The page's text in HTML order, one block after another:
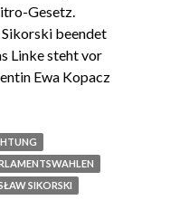
Gesetz.
beendet
Linke steht vor
Ewa Kopacz
SIKORSKI